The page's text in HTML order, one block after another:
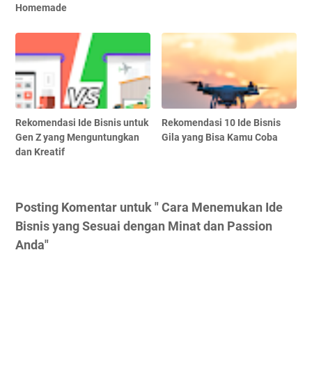
Homemade
Rekomendasi Ide Bisnis untuk
Gen Z yang Menguntungkan
dan Kreatif
Rekomendasi 10 Ide Bisnis
Gila yang Bisa Kamu Coba
Posting Komentar untuk " Cara Menemukan Ide
Bisnis yang Sesuai dengan Minat dan Passion
Anda"